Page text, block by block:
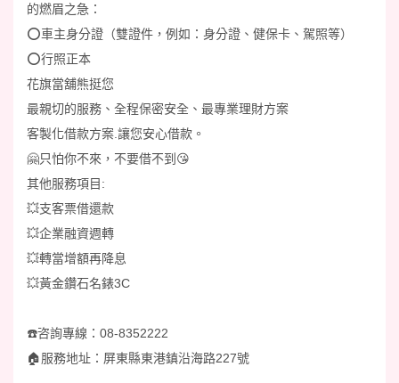
的燃眉之急：
⭕️車主身分證（雙證件，例如：身分證、健保卡、駕照等）
⭕️行照正本
花旗當舖熊挺您
最親切的服務、全程保密安全、最專業理財方案
客製化借款方案.讓您安心借款。
🤗只怕你不來，不要借不到😘
其他服務項目:
💥支客票借還款
💥企業融資週轉
💥轉當增額再降息
💥黃金鑽石名錶3C
☎️咨詢專線：08-8352222
🏠️服務地址：屏東縣東港鎮沿海路227號